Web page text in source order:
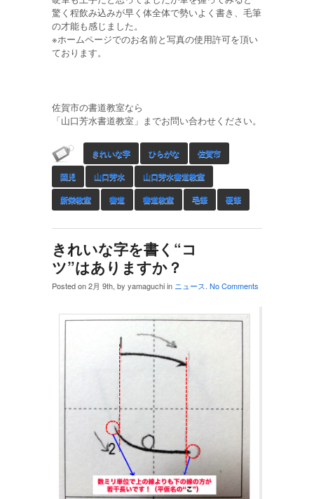
驚く程飲み込みが早く体全体で勢いよく書き、毛筆
の才能も感じました。
※ホームページでのお名前と写真の使用許可を頂い
ております。
佐賀市の書道教室なら
「山口芳水書道教室」までお問い合わせください。
きれいな字 ひらがな 佐賀市
園児 山口芳水 山口芳水書道教室
新栄教室 書道 書道教室 毛筆 硬筆
きれいな字を書く“コ
ツ”はありますか？
Posted on 2月 9th, by yamaguchi in ニュース. No Comments